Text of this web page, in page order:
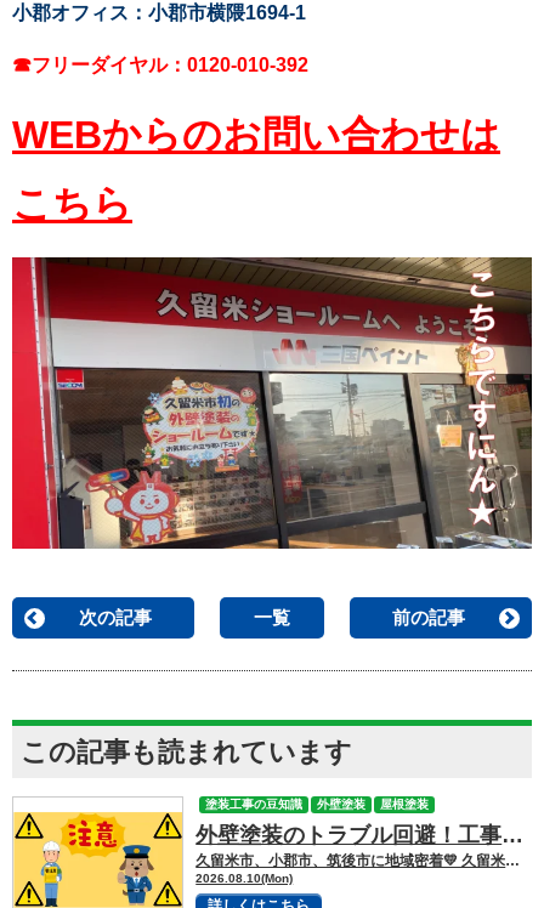
小郡オフィス：小郡市横隈1694-1
☎フリーダイヤル：0120-010-392
WEBからのお問い合わせは
こちら
次の記事 一覧 前の記事
この記事も読まれています
外壁塗装のトラブル回避！工事を快適に乗り切るコツ
久留米市、小郡市、筑後市に地域密着💛 久留米市諏訪野町で外壁塗装・屋根塗装をして
2026.08.10(Mon)
塗装工事の豆知識 外壁塗装 屋根塗装